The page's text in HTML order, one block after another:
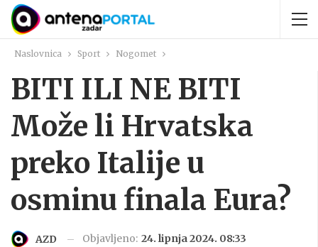
Naslovnica Sport Nogomet
BITI ILI NE BITI
Može li Hrvatska
preko Italije u
osminu finala Eura?
AZD Objavljeno: 24. lipnja 2024. 08:33